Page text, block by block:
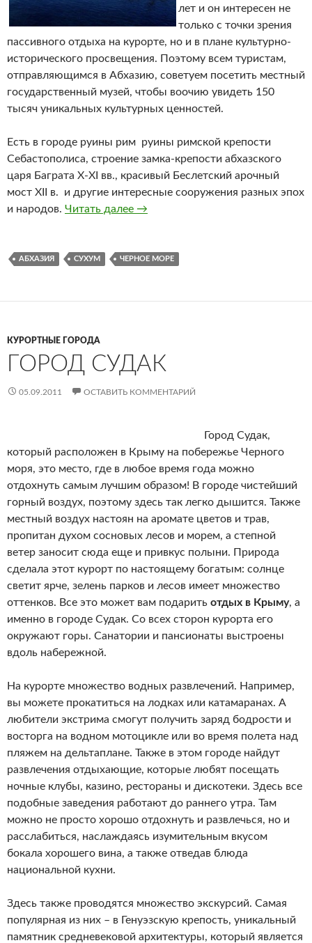
лет и он интересен не
только с точки зрения
пассивного отдыха на курорте, но и в плане культурно-
исторического просвещения. Поэтому всем туристам,
отправляющимся в Абхазию, советуем посетить местный
государственный музей, чтобы воочию увидеть 150
тысяч уникальных культурных ценностей.
Есть в городе руины рим руины римской крепости
Себастополиса, строение замка-крепости абхазского
царя Баграта X-XI вв., красивый Беслетский арочный
мост XII в. и другие интересные сооружения разных эпох
и народов. Читать далее Сухум
→
АБХАЗИЯ СУХУМ ЧЕРНОЕ МОРЕ
КУРОРТНЫЕ ГОРОДА
ГОРОД СУДАК
05.09.2011 ОСТАВИТЬ КОММЕНТАРИЙ
Город Судак,
который расположен в Крыму на побережье Черного
моря, это место, где в любое время года можно
отдохнуть самым лучшим образом! В городе чистейший
горный воздух, поэтому здесь так легко дышится. Также
местный воздух настоян на аромате цветов и трав,
пропитан духом сосновых лесов и морем, а степной
ветер заносит сюда еще и привкус полыни. Природа
сделала этот курорт по настоящему богатым: солнце
светит ярче, зелень парков и лесов имеет множество
оттенков. Все это может вам подарить отдых в Крыму, а
именно в городе Судак. Со всех сторон курорта его
окружают горы. Санатории и пансионаты выстроены
вдоль набережной.
На курорте множество водных развлечений. Например,
вы можете прокатиться на лодках или катамаранах. А
любители экстрима смогут получить заряд бодрости и
восторга на водном мотоцикле или во время полета над
пляжем на дельтаплане. Также в этом городе найдут
развлечения отдыхающие, которые любят посещать
ночные клубы, казино, рестораны и дискотеки. Здесь все
подобные заведения работают до раннего утра. Там
можно не просто хорошо отдохнуть и развлечься, но и
расслабиться, наслаждаясь изумительным вкусом
бокала хорошего вина, а также отведав блюда
национальной кухни.
Здесь также проводятся множество экскурсий. Самая
популярная из них – в Генуэзскую крепость, уникальный
памятник средневековой архитектуры, который является